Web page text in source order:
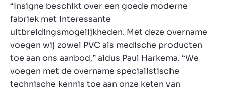
“Insigne beschikt over een goede moderne
fabriek met interessante
uitbreidingsmogelijkheden. Met deze overname
voegen wij zowel PVC als medische producten
toe aan ons aanbod,” aldus Paul Harkema. “We
voegen met de overname specialistische
technische kennis toe aan onze keten van